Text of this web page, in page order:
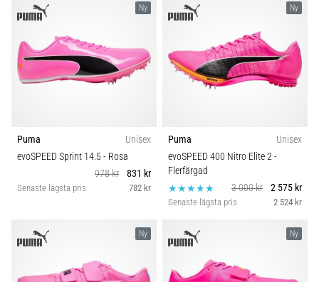
Ny
Puma
Unisex
evoSPEED Sprint 14.5- Rosa
978 kr
831 kr
Senaste lägsta pris 782 kr
Ny
Puma
Unisex
evoSPEED 400 Nitro Elite 2-
Flerfärgad
3 000 kr
2 575 kr
Senaste lägsta pris 2 524 kr
Ny Ny